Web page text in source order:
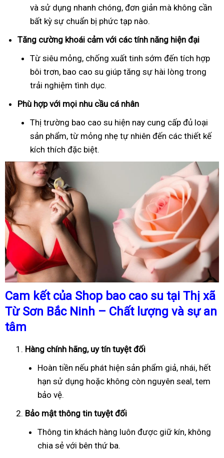
và sử dụng nhanh chóng, đơn giản mà không cần
bất kỳ sự chuẩn bị phức tạp nào.
Tăng cường khoái cảm với các tính năng hiện đại
Từ siêu mỏng, chống xuất tinh sớm đến tích hợp
bôi trơn, bao cao su giúp tăng sự hài lòng trong
trải nghiệm tình dục.
Phù hợp với mọi nhu cầu cá nhân
Thị trường bao cao su hiện nay cung cấp đủ loại
sản phẩm, từ mỏng nhẹ tự nhiên đến các thiết kế
kích thích đặc biệt.
Cam kết của Shop bao cao su tại Thị xã
Từ Sơn Bắc Ninh – Chất lượng và sự an
tâm
Hàng chính hãng, uy tín tuyệt đối
Hoàn tiền nếu phát hiện sản phẩm giả, nhái, hết
hạn sử dụng hoặc không còn nguyên seal, tem
bảo vệ.
Bảo mật thông tin tuyệt đối
Thông tin khách hàng luôn được giữ kín, không
chia sẻ với bên thứ ba.